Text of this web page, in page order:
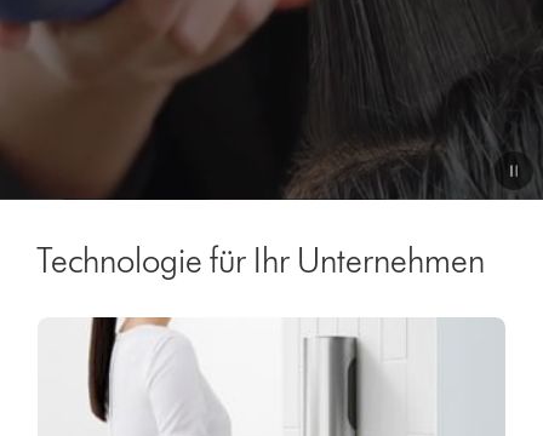
Technologie für Ihr Unternehmen